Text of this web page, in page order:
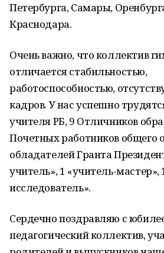
Петербурга, Самары,
Краснодара.
Очень важно, что коллектив
отличается стабильностью,
работоспособностью,
кадров. У нас успешно
учителя РБ, 9 Отличников
Почетных работников общего
обладателей Гранта
учитель», 1 «учитель-мастер»,
исследователь».
Сердечно поздравляю с
педагогический коллектив,